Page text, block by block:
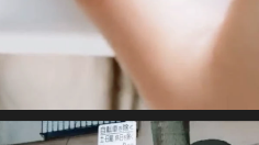
INSTALLATION MOVIE